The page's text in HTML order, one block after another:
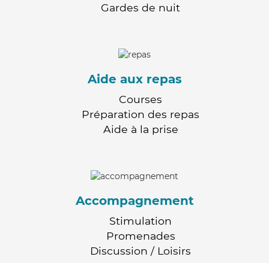
Gardes de nuit
Aide aux repas
Courses
Préparation des repas
Aide à la prise
Accompagnement
Stimulation
Promenades
Discussion / Loisirs